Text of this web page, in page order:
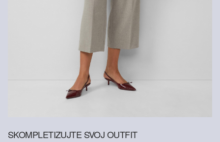
SKOMPLETIZUJTE SVOJ OUTFIT